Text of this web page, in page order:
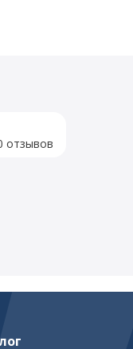
отзывов